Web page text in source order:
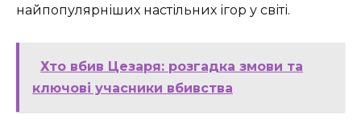
найпопулярніших настільних ігор у світі.
Хто вбив Цезаря: розгадка змови та
ключові учасники вбивства